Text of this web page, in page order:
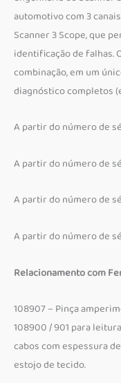
automotivo com 3
Scanner 3 Scope, que
identificação de falhas.
combinação, em um
diagnóstico completos
A partir do número de
A partir do número de
A partir do número de
A partir do número de
Relacionamento com
108907 – Pinça
108900 / 901 para
cabos com espessura
estojo de tecido.